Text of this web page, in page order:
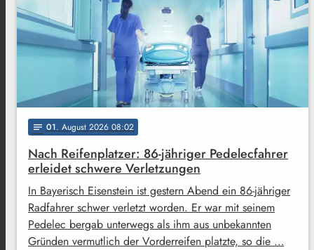
notes 01. August 2026 08:02
Nach Reifenplatzer: 86-jähriger Pedelecfahrer
erleidet schwere Verletzungen
In Bayerisch Eisenstein ist gestern Abend ein 86-jähriger
Radfahrer schwer verletzt worden. Er war mit seinem
Pedelec bergab unterwegs als ihm aus unbekannten
Gründen vermutlich der Vorderreifen platzte, so die …